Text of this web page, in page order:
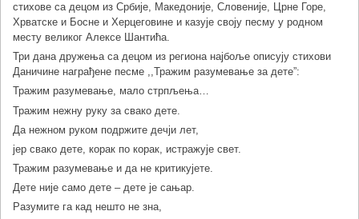
стихове са децом из Србије, Македоније, Словеније, Црне Горе,
Хрватске и Босне и Херцеговине и казује своју песму у родном
месту великог Алексе Шантића.
Три дана дружења са децом из региона најбоље описују стихови
Даничине награђене песме ,,Тражим разумевање за дете”:
Тражим разумевање, мало стрпљења…
Тражим нежну руку за свако дете.
Да нежном руком подржите дечји лет,
јер свако дете, корак по корак, истражује свет.
Тражим разумевање и да не критикујете.
Дете није само дете – дете је сањар.
Разумите га кад нешто не зна,